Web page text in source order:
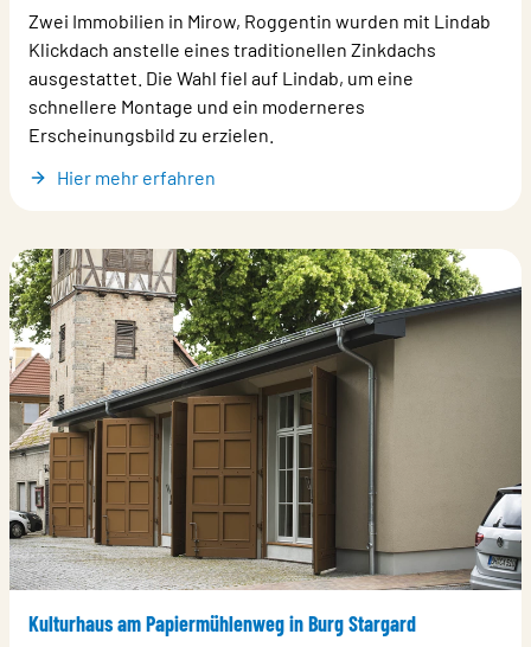
Zwei Immobilien in Mirow, Roggentin wurden mit Lindab
Klickdach anstelle eines traditionellen Zinkdachs
ausgestattet. Die Wahl fiel auf Lindab, um eine
schnellere Montage und ein moderneres
Erscheinungsbild zu erzielen.
Hier mehr erfahren
Kulturhaus am Papiermühlenweg in Burg Stargard